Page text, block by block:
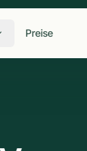
Preise